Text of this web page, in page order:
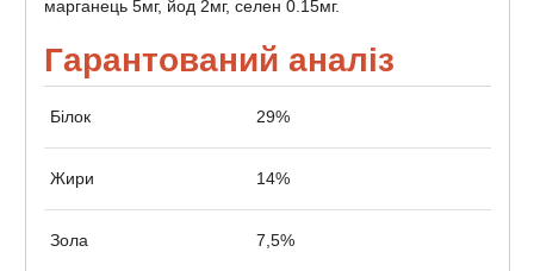
марганець 5мг, йод 2мг, селен 0.15мг.
Гарантований аналіз
Білок 29%
Жири 14%
Зола 7,5%